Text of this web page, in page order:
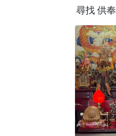
尋找供奉